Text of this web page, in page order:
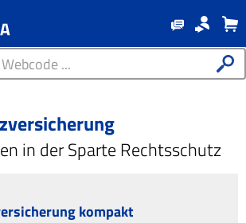
in der Sparte Rechtsschutz
kompakt